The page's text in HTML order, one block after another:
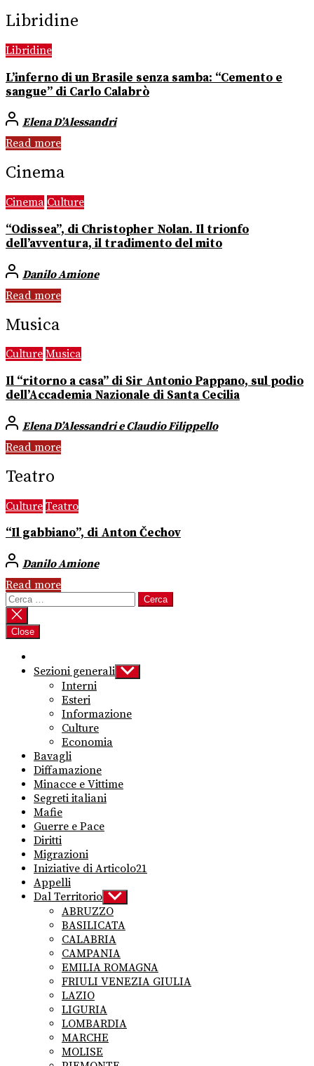
Libridine
Libridine
L’inferno di un Brasile senza samba: “Cemento e
sangue” di Carlo Calabrò
Elena D’Alessandri
Read more
Cinema
Cinema Culture
“Odissea”, di Christopher Nolan. Il trionfo
dell’avventura, il tradimento del mito
Danilo Amione
Read more
Musica
Culture Musica
Il “ritorno a casa” di Sir Antonio Pappano, sul podio
dell’Accademia Nazionale di Santa Cecilia
Elena D’Alessandri e Claudio Filippello
Read more
Teatro
Culture Teatro
“Il gabbiano”, di Anton Čechov
Danilo Amione
Read more
Ricerca
per:
Close
Sezioni generali Show
sub
Interni
Esteri
Informazione
Culture
Economia
Bavagli
Diffamazione
Minacce e Vittime
Segreti italiani
Mafie
Guerre e Pace
Diritti
Migrazioni
Iniziative di Articolo21
Appelli
Dal Territorio Show
sub
menu
ABRUZZO
BASILICATA
CALABRIA
CAMPANIA
EMILIA ROMAGNA
FRIULI VENEZIA GIULIA
LAZIO
LIGURIA
LOMBARDIA
MARCHE
MOLISE